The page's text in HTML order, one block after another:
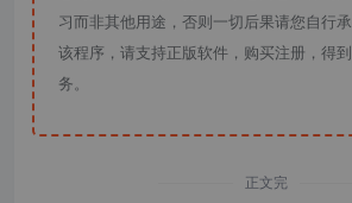
习而非其他用途，否则一切后果请您自行
该程序，请支持正版软件，购买注册，得
务。
正文完